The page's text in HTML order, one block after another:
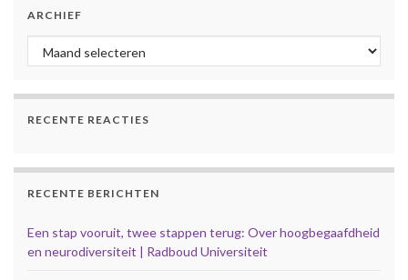
ARCHIEF
Archief
RECENTE REACTIES
RECENTE BERICHTEN
Een stap vooruit, twee stappen terug: Over hoogbegaafdheid
en neurodiversiteit | Radboud Universiteit